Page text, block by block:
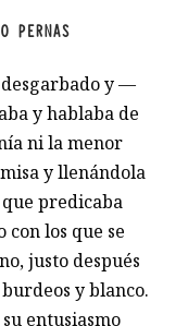
PERNAS
y —
y hablaba de
ni la menor
y llenándola
predicaba
con los que se
justo después
y blanco.
entusiasmo